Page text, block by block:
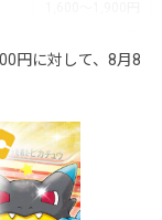
1,600～1,900円
1,800～2,100円
1,800～2,100円
1,800～2,100円
1,800～2,100円
円に対して、8月8